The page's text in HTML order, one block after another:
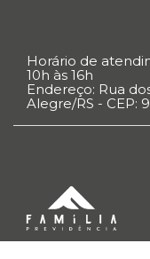
Horário de
10h às 16h
Endereço: Rua
Alegre/RS - CEP: